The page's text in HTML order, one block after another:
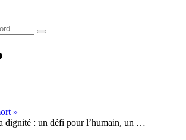
»
dignité : un défi pour l’humain, un …